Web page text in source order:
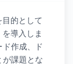
的として
導入しま
作成、ド
課題とな